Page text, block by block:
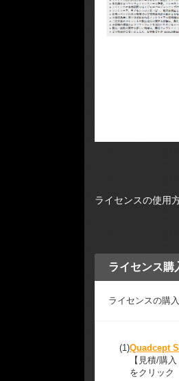
ライセンスの使用
ライセンス購
ライセンスの購
(1)Quadcept
【見積/購
をクリック